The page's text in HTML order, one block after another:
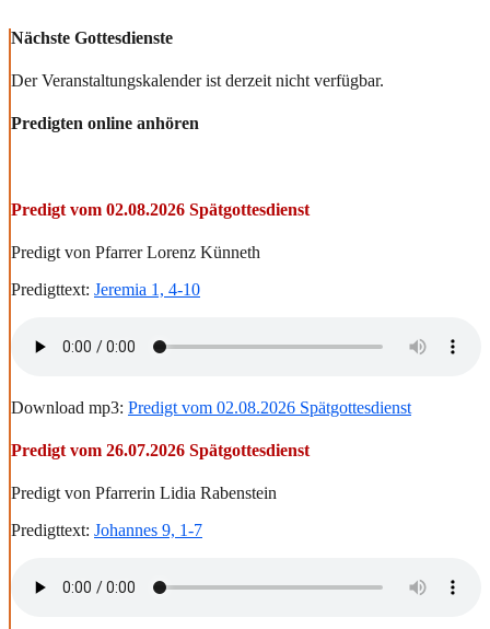
Nächste Gottesdienste
Der Veranstaltungskalender ist derzeit nicht verfügbar.
Predigten online anhören
Predigt vom 02.08.2026 Spätgottesdienst
Predigt von Pfarrer Lorenz Künneth
Predigttext: Jeremia 1, 4-10
Download mp3: Predigt vom 02.08.2026 Spätgottesdienst
Predigt vom 26.07.2026 Spätgottesdienst
Predigt von Pfarrerin Lidia Rabenstein
Predigttext: Johannes 9, 1-7